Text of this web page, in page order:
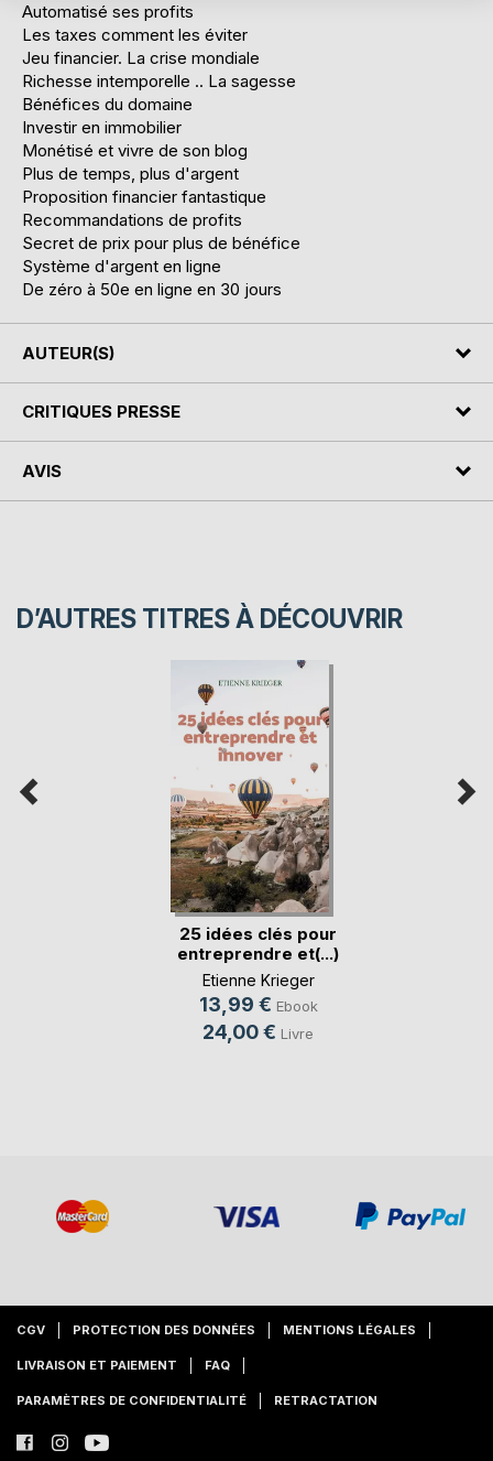
Automatisé ses profits
Les taxes comment les éviter
Jeu financier. La crise mondiale
Richesse intemporelle .. La sagesse
Bénéfices du domaine
Investir en immobilier
Monétisé et vivre de son blog
Plus de temps, plus d'argent
Proposition financier fantastique
Recommandations de profits
Secret de prix pour plus de bénéfice
Système d'argent en ligne
De zéro à 50e en ligne en 30 jours
AUTEUR(S)
CRITIQUES PRESSE
AVIS
D’AUTRES TITRES À DÉCOUVRIR
25 idées clés pour
entreprendre et(...)
Etienne Krieger
13,99 € Ebook
24,00 € Livre
CGV PROTECTION DES DONNÉES MENTIONS LÉGALES
LIVRAISON ET PAIEMENT FAQ
PARAMÈTRES DE CONFIDENTIALITÉ RETRACTATION